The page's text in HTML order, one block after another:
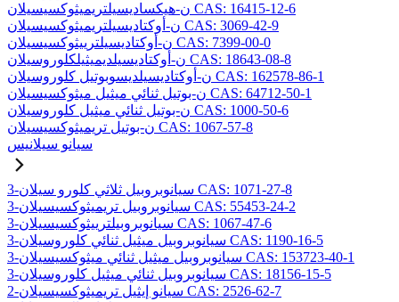
ن-هيكساديسيلتريميثوكسيسيلان CAS: 16415-12-6
ن-أوكتاديسيلتريميثوكسيسيلان CAS: 3069-42-9
ن-أوكتاديسيلترييثوكسيسيلان CAS: 7399-00-0
ن-أوكتاديسيلديميثيلكلوروسيلان CAS: 18643-08-8
ن-أوكتاديسيلديسوبوتيل كلوروسيلان CAS: 162578-86-1
ن-بوتيل ثنائي ميثيل ميثوكسيسيلان CAS: 64712-50-1
ن-بوتيل ثنائي ميثيل كلوروسيلان CAS: 1000-50-6
ن-بوتيل تريميثوكسيسيلان CAS: 1067-57-8
سيانو سيلانيس
3-سيانوبروبيل ثلاثي كلورو سيلان CAS: 1071-27-8
3-سيانوبروبيل تريميثوكسيسيلان CAS: 55453-24-2
3-سيانوبروبيلترييثوكسيسيلان CAS: 1067-47-6
3-سيانوبروبيل ميثيل ثنائي كلوروسيلان CAS: 1190-16-5
3-سيانوبروبيل ميثيل ثنائي ميثوكسيسيلان CAS: 153723-40-1
3-سيانوبروبيل ثنائي ميثيل كلوروسيلان CAS: 18156-15-5
2-سيانو إيثيل تريميثوكسيسيلان CAS: 2526-62-7